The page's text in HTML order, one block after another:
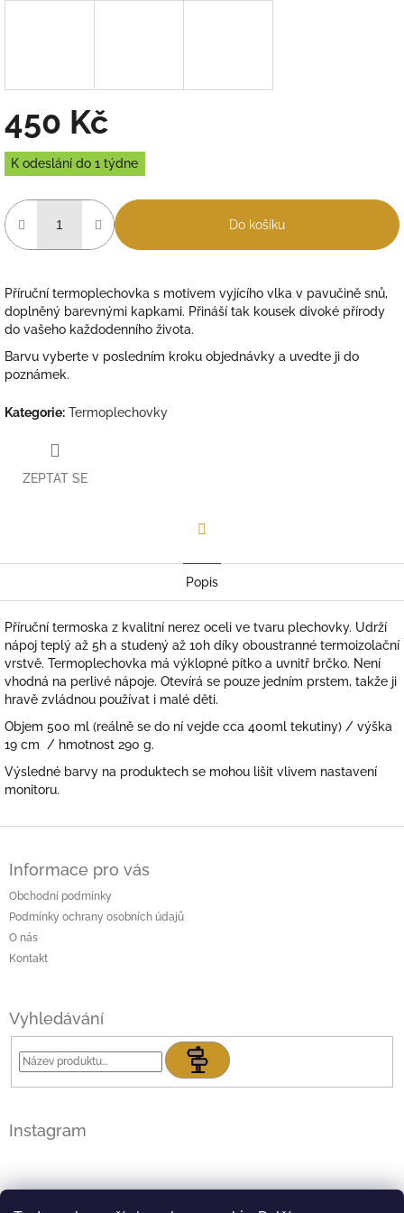
450 Kč
Měrná
cena:
K odeslání do 1 týdne
Do košíku
Příruční termoplechovka s motivem vyjícího vlka v pavučině snů,
doplněný barevnými kapkami. Přináší tak kousek divoké přírody
do vašeho každodenního života.
Barvu vyberte v posledním kroku objednávky a uvedte ji do
poznámek.
Kategorie: Termoplechovky
ZEPTAT SE
Popis
Příruční termoska z kvalitní nerez oceli ve tvaru plechovky. Udrží
nápoj teplý až 5h a studený až 10h díky oboustranné termoizolační
vrstvě. Termoplechovka má výklopné pítko a uvnitř brčko. Není
vhodná na perlivé nápoje. Otevírá se pouze jedním prstem, takže ji
hravě zvládnou používat i malé děti.
Objem 500 ml (reálně se do ní vejde cca 400ml tekutiny) / výška
19 cm / hmotnost 290 g.
Výsledné barvy na produktech se mohou lišit vlivem nastavení
monitoru.
Informace pro vás
Obchodní podmínky
Podmínky ochrany osobních údajů
O nás
Kontakt
Vyhledávání
Hledat
Instagram